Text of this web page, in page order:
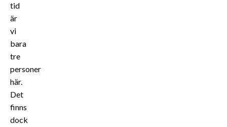
tid
är
vi
bara
tre
personer
här.
Det
finns
dock